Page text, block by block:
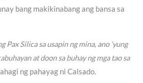
bang makikinabang ang bansa sa
Pax Silica sa usapin ng mina, ano ‘yung
at doon sa buhay ng mga tao sa
ng pahayag ni Calsado.